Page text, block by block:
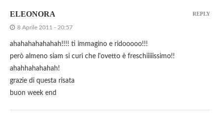
ELEONORA
8 Aprile 2011 - 20:57
ahahahahahahah!!!! ti immagino e ridooooo!!!
però almeno siam si curi che l'ovetto è freschiiiiissimo!!
ahahhahahahah!
grazie di questa risata
buon week end
REPLY